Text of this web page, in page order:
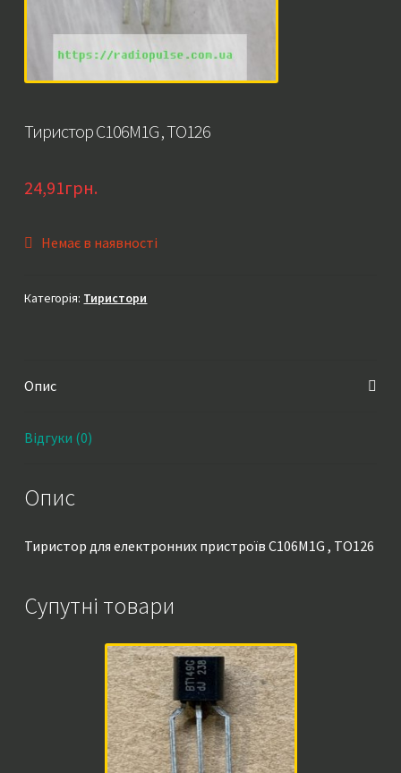
Тиристор C106M1G , TO126
24,91грн.
Немає в наявності
Категорія: Тиристори
Опис
Відгуки (0)
Опис
Тиристор для електронних пристроїв C106M1G , TO126
Супутні товари